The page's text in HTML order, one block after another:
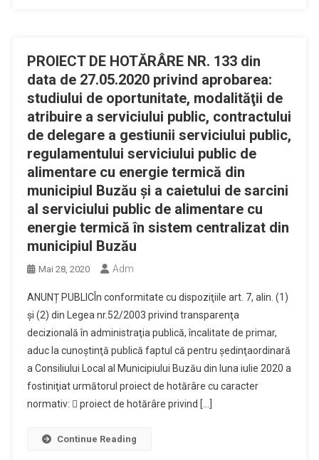
PROIECT DE HOTĂRÂRE NR. 133 din
data de 27.05.2020 privind aprobarea:
studiului de oportunitate, modalităţii de
atribuire a serviciului public, contractului
de delegare a gestiunii serviciului public,
regulamentului serviciului public de
alimentare cu energie termică din
municipiul Buzău şi a caietului de sarcini
al serviciului public de alimentare cu
energie termică în sistem centralizat din
municipiul Buzău
Mai 28, 2020 Adm
ANUNȚ PUBLICÎn conformitate cu dispoziţiile art. 7, alin. (1)
și (2) din Legea nr.52/2003 privind transparenţa
decizională în administraţia publică, încalitate de primar,
aduc la cunoştinţă publică faptul că pentru şedinţaordinară
a Consiliului Local al Municipiului Buzău din luna iulie 2020 a
fostiniţiat următorul proiect de hotărâre cu caracter
normativ:  proiect de hotărâre privind […]
Continue Reading